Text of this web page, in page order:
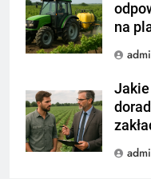
na
Jakie